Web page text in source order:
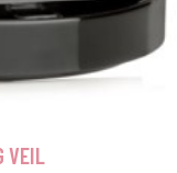
VEIL